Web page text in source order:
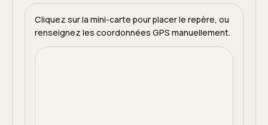
Cliquez sur la mini-carte pour placer le repère, ou
renseignez les coordonnées GPS manuellement.